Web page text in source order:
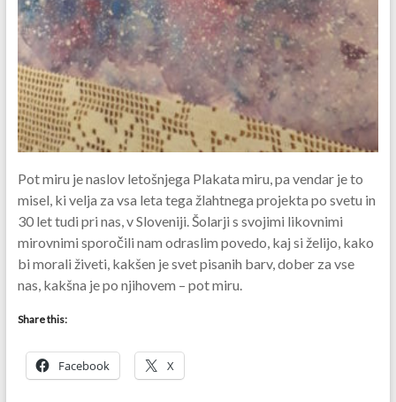
Pot miru je naslov letošnjega Plakata miru, pa vendar je to
misel, ki velja za vsa leta tega žlahtnega projekta po svetu in
30 let tudi pri nas, v Sloveniji. Šolarji s svojimi likovnimi
mirovnimi sporočili nam odraslim povedo, kaj si želijo, kako
bi morali živeti, kakšen je svet pisanih barv, dober za vse
nas, kakšna je po njihovem – pot miru.
Share this:
Facebook X